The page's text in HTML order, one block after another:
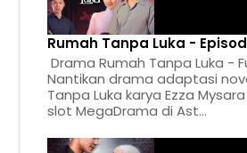
Rumah Tanpa Luka -
Drama Rumah Tanpa Luka -
Nantikan drama adaptasi
Tanpa Luka karya Ezza
slot MegaDrama di Ast...